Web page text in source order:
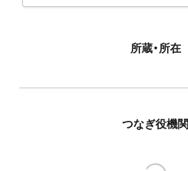
所蔵・所在
つなぎ役機関